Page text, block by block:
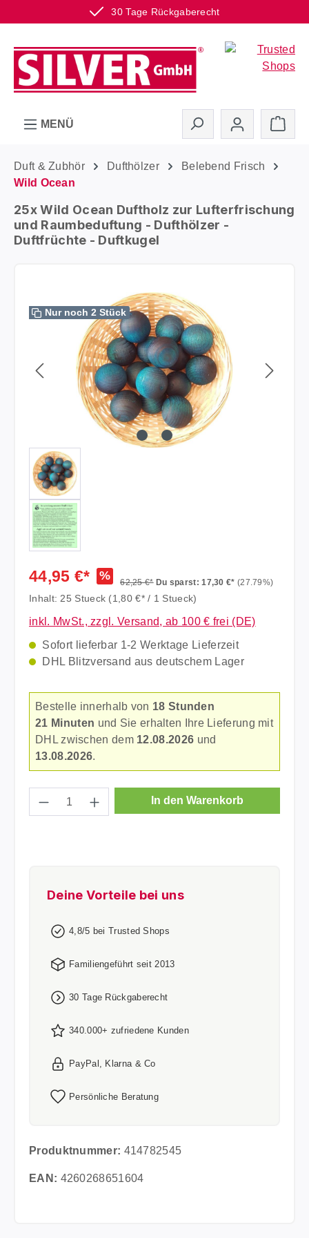
30 Tage Rückgaberecht
Zum Hauptinhalt springen
MENÜ
Duft & Zubhör Dufthölzer
Belebend Frisch
Wild Ocean
25x Wild Ocean Duftholz zur Lufterfrischung
und Raumbeduftung - Dufthölzer -
Duftfrüchte - Duftkugel
Bildergalerie überspringen
Nur noch 2 Stück
44,95 €* % 62,25 €* Du sparst: 17,30 €* (27.79%)
Inhalt: 25 Stueck (1,80 €* / 1 Stueck)
inkl. MwSt., zzgl. Versand, ab 100 € frei (DE)
Sofort lieferbar 1-2 Werktage Lieferzeit
DHL Blitzversand aus deutschem Lager
Bestelle innerhalb von 18 Stunden
21 Minuten und Sie erhalten Ihre Lieferung mit
DHL zwischen dem 12.08.2026 und
13.08.2026.
Produkt Anzahl: Gib den gewünschten
In den Warenkorb
Deine Vorteile bei uns
4,8/5 bei Trusted Shops
Familiengeführt seit 2013
30 Tage Rückgaberecht
340.000+ zufriedene Kunden
PayPal, Klarna & Co
Persönliche Beratung
Produktnummer: 414782545
EAN: 4260268651604